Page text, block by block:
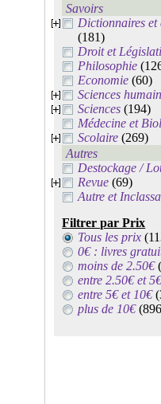
Savoirs
Dictionnaires et
(181)
Droit et
Philosophie
Economie (60)
Sciences
Sciences (194)
Médecine et
Scolaire (269)
Autres
Destockage /
Revue (69)
Autre et
Filtrer par Prix
Tous les prix
0€ : livres
moins de 2.50€
entre 2.50€ et
entre 5€ et 10€
plus de 10€